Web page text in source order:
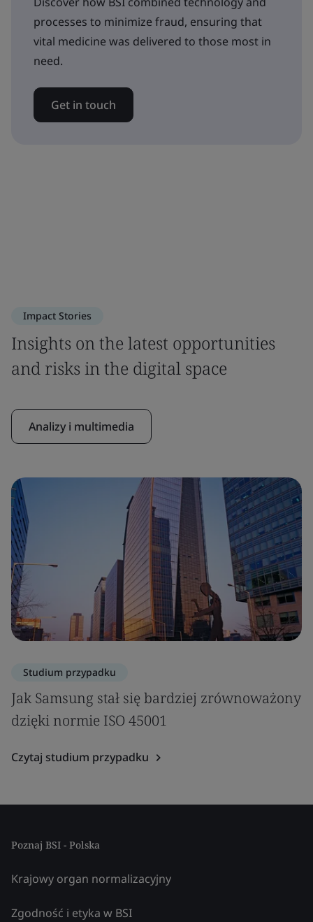
processes to minimize fraud, ensuring that
vital medicine was delivered to those most in
need.
Get in touch
Impact Stories
Insights on the latest opportunities
and risks in the digital space
Analizy i multimedia
Studium przypadku
Jak Samsung stał się bardziej zrównoważony
dzięki normie ISO 45001
Czytaj studium przypadku
Poznaj BSI - Polska
Krajowy organ normalizacyjny
Zgodność i etyka w BSI